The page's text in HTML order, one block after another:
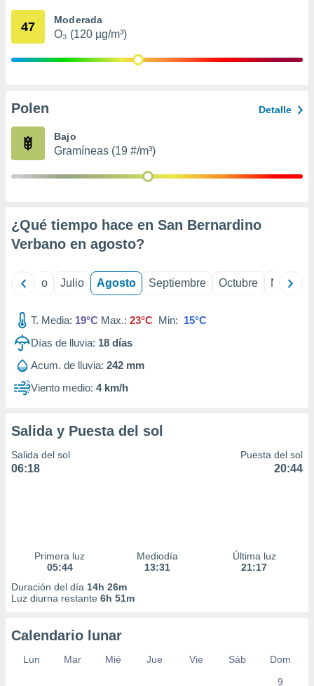
mediante
publicidad
de
47 Moderada
O₃ (120 µg/m³)
Polen Detalle
Bajo
Gramíneas (19 #/m³)
¿Qué tiempo hace en San Bernardino
Verbano en agosto?
Junio Julio Agosto Septiembre Octubre
T. Media: 19°C Max.: 23°C Min: 15°C
Días de lluvia: 18 días
Acum. de lluvia: 242 mm
Viento medio: 4 km/h
Salida y Puesta del sol
Salida del sol
06:18
Puesta del sol
20:44
Primera luz
05:44
Mediodía
13:31
Última luz
21:17
Duración del día 14h 26m
Luz diurna restante 6h 51m
Calendario lunar
Lun Mar Mié Jue Vie Sáb
Dom
9